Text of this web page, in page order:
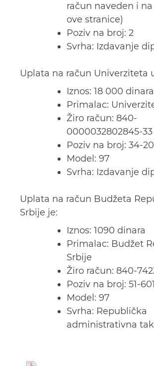
račun naveden i
ove stranice)
Poziv na broj: 2
Svrha: Izdavanje
Uplata na račun Univerziteta
Iznos: 18 000 dinara
Primalac:
Žiro račun: 840-
0000032802845-33
Poziv na broj: 34-
Model: 97
Svrha: Izdavanje
Uplata na račun Budžeta
Srbije je:
Iznos: 1090 dinara
Primalac: Budžet
Srbije
Žiro račun: 840-
Poziv na broj: 51-
Model: 97
Svrha: Republička
administrativna